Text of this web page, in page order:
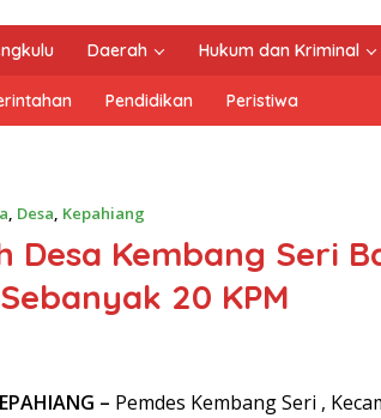
Daerah Hukum dan Kriminal
Pendidikan Peristiwa
, Desa, Kepahiang
Desa Kembang Seri
20 KPM
– Pemdes Kembang Seri ,